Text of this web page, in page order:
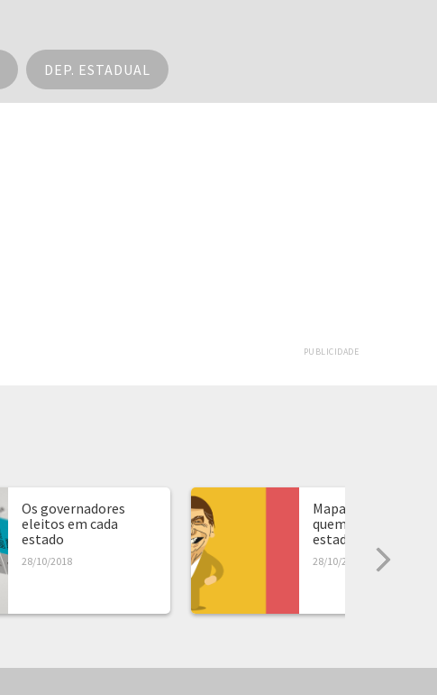
DEP. ESTADUAL
PUBLICIDADE
Os governadores
eleitos em cada
estado
28/10/2018
Mapa de presidente:
quem ganhou em
estado...
28/10/2018